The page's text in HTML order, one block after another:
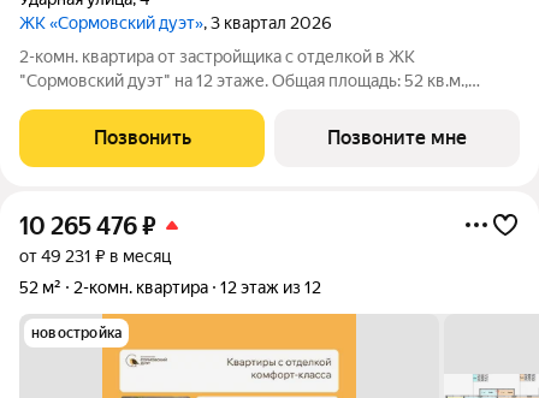
ЖК «Сормовский дуэт», 3 квартал 2026
2-комн. квартира от застройщика с отделкой в ЖК
"Сормовский дуэт" на 12 этаже. Общая площадь: 52 кв.м.,
Комнаты изолированные, все окна выходят на одну сторону. В
квартире одна лоджия,
Позвонить Позвоните мне
10 265 476₽
от 49 231 ₽ в месяц
52 м²
2-комн. квартира 12 этаж из 12
новостройка